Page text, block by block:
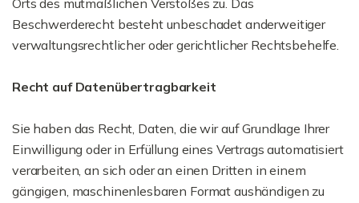
Orts des mutmaßlichen Verstoßes zu. Das
Beschwerderecht besteht unbeschadet anderweitiger
verwaltungsrechtlicher oder gerichtlicher Rechtsbehelfe.
Recht auf Datenübertragbarkeit
Sie haben das Recht, Daten, die wir auf Grundlage Ihrer
Einwilligung oder in Erfüllung eines Vertrags automatisiert
verarbeiten, an sich oder an einen Dritten in einem
gängigen, maschinenlesbaren Format aushändigen zu